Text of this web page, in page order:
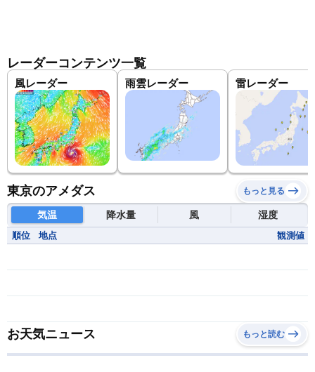
レーダーコンテンツ一覧
風レーダー 雨雲レーダー 雷レーダー
東京のアメダス もっと見る
気温 降水量 風 湿度
順位 地点 観測値
お天気ニュース もっと読む